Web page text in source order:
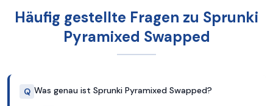
Häufig gestellte Fragen zu Sprunki
Pyramixed Swapped
Q Was genau ist Sprunki Pyramixed Swapped?